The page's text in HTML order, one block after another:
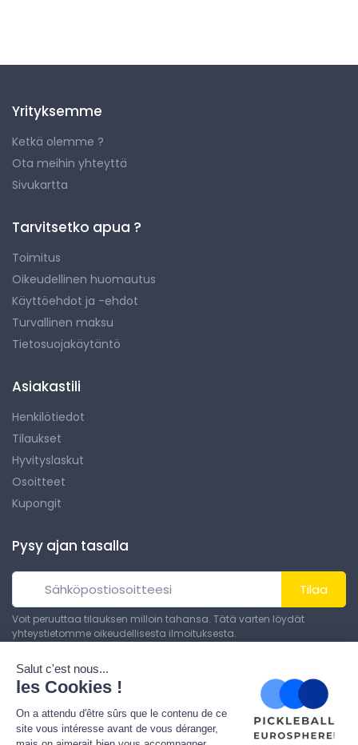
Yrityksemme
Ketkä olemme ?
Ota meihin yhteyttä
Sivukartta
Tarvitsetko apua ?
Toimitus
Oikeudellinen huomautus
Käyttöehdot ja -ehdot
Turvallinen maksu
Tietosuojakäytäntö
Asiakastili
Henkilötiedot
Tilaukset
Hyvityslaskut
Osoitteet
Kupongit
Pysy ajan tasalla
Tilaa
Voit peruuttaa tilauksen milloin tahansa. Tätä varten löydät
yhteystietomme oikeudellisesta ilmoituksesta.
© All rights reserved. Made byTheme PrestaShop